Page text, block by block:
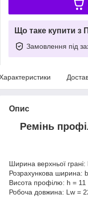
Що таке купити з
Замовлення під
Опис
Ремінь
Ширина верхньої
Розрахункова ширина:
Висота профілю: h =
Робоча довжина: Lw =